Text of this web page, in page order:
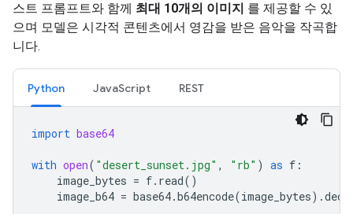
스트 프롬프트와 함께 최대 10개의 이미지 를 제공할 수 있
으며 모델은 시각적 콘텐츠에서 영감을 받은 음악을 작곡합
니다.
Python JavaScript REST
import base64
with open( "desert_sunset.jpg" , "rb" ) as f :
image_bytes = f. read()
image_b64 = base64.b64encode(image_bytes) .